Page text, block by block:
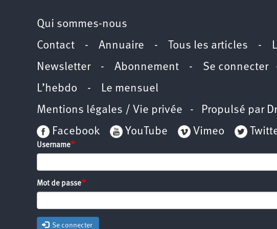
Qui sommes-nous
Contact - Annuaire - Tous les articles -
Newsletter- Abonnement - Se connecter
L’hebdo - Le mensuel
Mentions légales / Vie privée - Propulsé par
Facebook
YouTube Vimeo
Username
Mot de passe
Se connecter